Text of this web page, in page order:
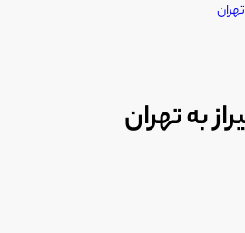
به تهران